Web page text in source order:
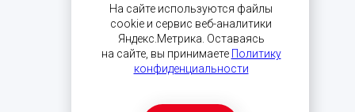
На сайте используются файлы
cookie и сервис веб-аналитики
Яндекс.Метрика. Оставаясь
на сайте, вы принимаете Политику
конфиденциальности